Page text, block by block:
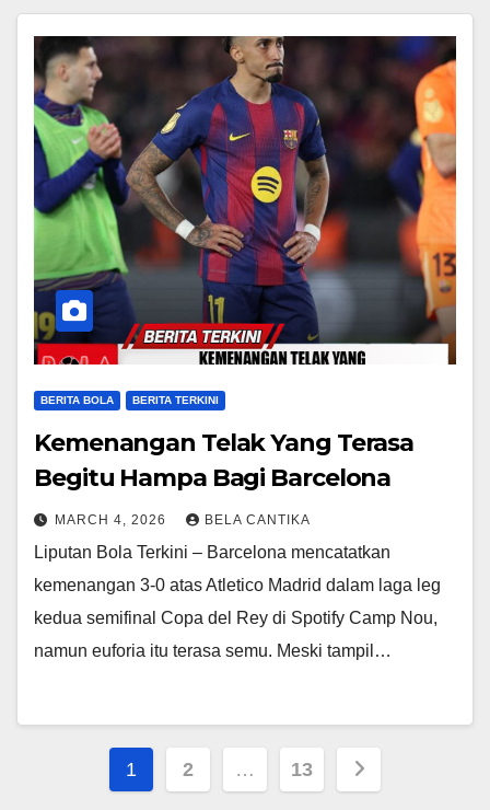
BERITA BOLA BERITA TERKINI
Kemenangan Telak Yang Terasa
Begitu Hampa Bagi Barcelona
MARCH 4, 2026 BELA CANTIKA
Liputan Bola Terkini – Barcelona mencatatkan
kemenangan 3-0 atas Atletico Madrid dalam laga leg
kedua semifinal Copa del Rey di Spotify Camp Nou,
namun euforia itu terasa semu. Meski tampil…
Posts
1 2 … 13